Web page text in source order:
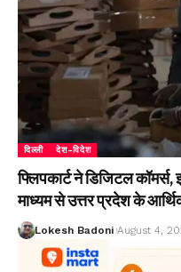
दिल्ली देश-विदेश
फ्लिपकार्ट ने डिजिटल
माध्यम से उत्तर प्रदेश के
Lokesh Badoni August 4,